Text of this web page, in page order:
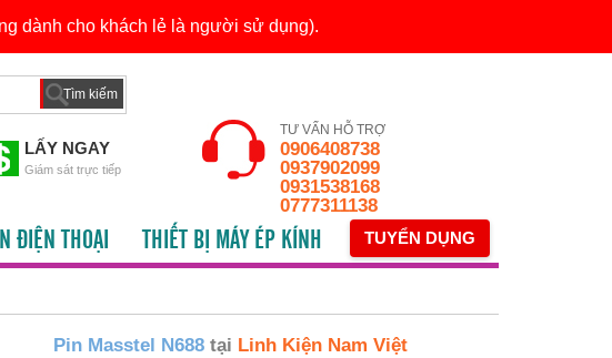
dành cho khách lẻ là người sử dụng).
LẤY NGAY
Giám sát trực tiếp
TƯ VẤN HỖ TRỢ
0906408738
0937902099
0931538168
0777311138
ĐIỆN THOẠI THIẾT BỊ MÁY ÉP KÍNH TUYỂN DỤNG
Pin Masstel N688tại Linh Kiện Nam Việt